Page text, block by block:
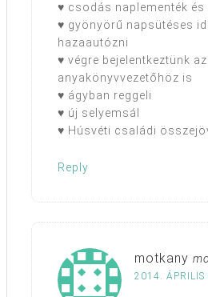
♥ csodás naplementék és
♥ gyönyörű napsütéses
hazaautózni
♥ végre bejelentkeztünk az
anyakönyvvezetőhöz is
♥ ágyban reggeli
♥ új selyemsál
♥ Húsvéti családi
Reply
motkany
2014.